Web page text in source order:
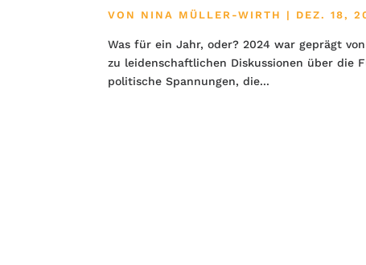
VON NINA MÜLLER-WIRTH | DEZ. 18,
Was für ein Jahr, oder? 2024 war geprägt
zu leidenschaftlichen Diskussionen über die
politische Spannungen, die...